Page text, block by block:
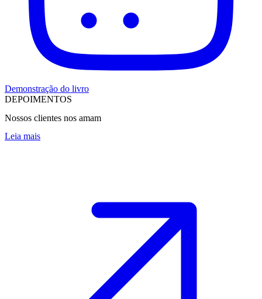
Demonstração do livro
DEPOIMENTOS
Nossos clientes nos amam
Leia mais